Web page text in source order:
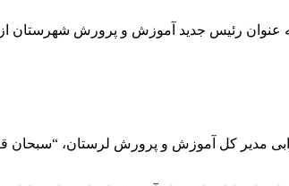
رئیس جدید آموزش و پرورش شهرستان
مدیر کل آموزش و پرورش لرستان،